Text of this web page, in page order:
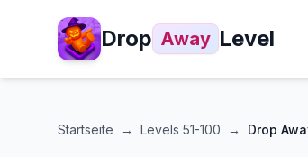
Drop Away Level
Startseite → Levels 51-100 → Drop